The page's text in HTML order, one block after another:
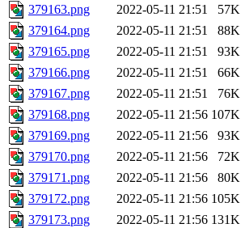
379163.png
2022-05-11 21:51
57K
379164.png
2022-05-11 21:51
88K
379165.png
2022-05-11 21:51
93K
379166.png
2022-05-11 21:51
66K
379167.png
2022-05-11 21:51
76K
379168.png
2022-05-11 21:56 107K
379169.png
2022-05-11 21:56
93K
379170.png
2022-05-11 21:56
72K
379171.png
2022-05-11 21:56
80K
379172.png
2022-05-11 21:56 105K
379173.png
2022-05-11 21:56 131K